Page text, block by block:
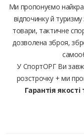
Ми пропонуємо
відпочинку й
товари, тактичне
дозволена зброя,
У СпортОРГ Ви
розстрочку + ми
Гарантія